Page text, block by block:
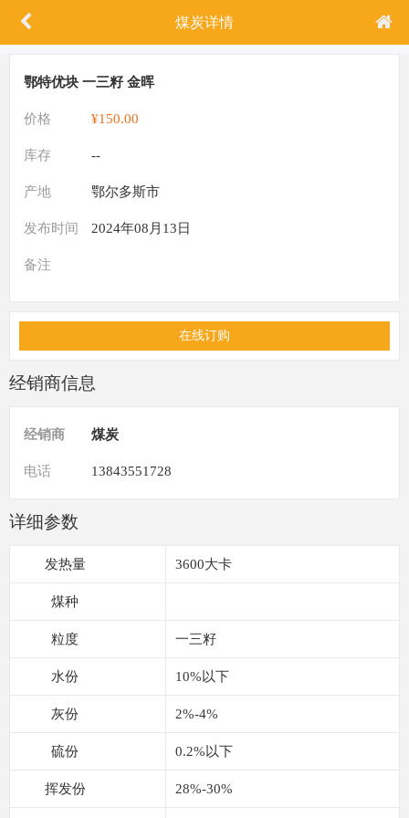
煤炭详情
鄂特优块 一三籽 金晖
价格 ¥150.00
库存 --
产地 鄂尔多斯市
发布时间 2024年08月13日
备注
在线订购
经销商信息
经销商 煤炭
电话 13843551728
详细参数
发热量 3600大卡
煤种
粒度 一三籽
水份 10%以下
灰份 2%-4%
硫份 0.2%以下
挥发份 28%-30%